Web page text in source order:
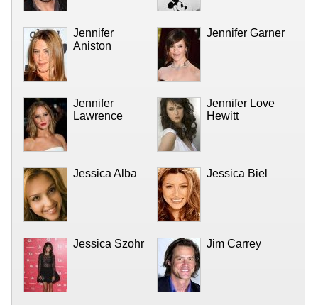
Jennifer
Aniston
Jennifer Garner
Jennifer
Lawrence
Jennifer Love
Hewitt
Jessica Alba Jessica Biel
Jessica Szohr Jim Carrey